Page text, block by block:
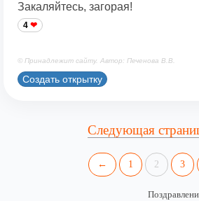
Закаляйтесь, загорая!
4
© Принадлежит сайту. Автор: Печенова В.В.
Создать открытку
Следующая
← 1 2 3